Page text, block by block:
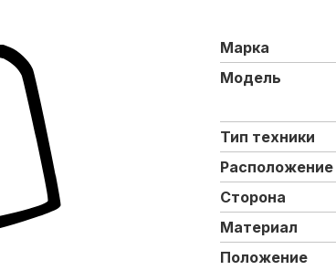
Марка
Модель
Тип техники
Расположение
Сторона
Материал
Положение